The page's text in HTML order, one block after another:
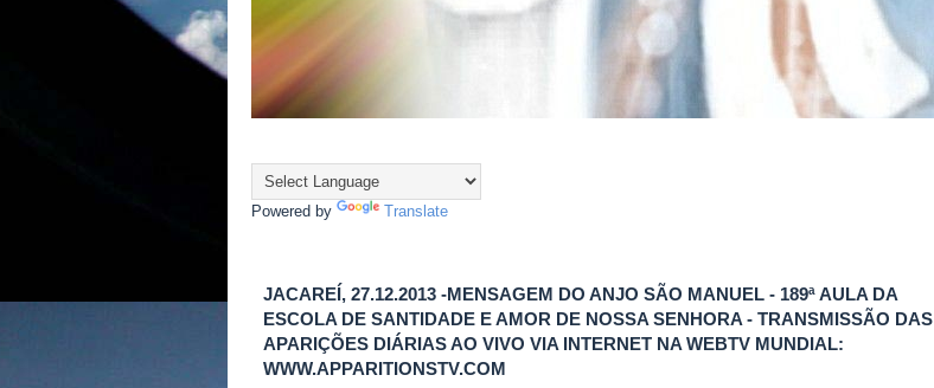
Powered by Translate
JACAREÍ, 27.12.2013 -MENSAGEM DO ANJO SÃO MANUEL - 189ª AULA DA
ESCOLA DE SANTIDADE E AMOR DE NOSSA SENHORA - TRANSMISSÃO DAS
APARIÇÕES DIÁRIAS AO VIVO VIA INTERNET NA WEBTV MUNDIAL:
WWW.APPARITIONSTV.COM